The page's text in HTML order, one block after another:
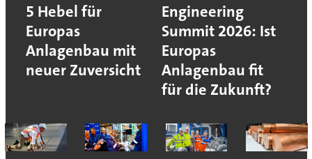
5 Hebel für
Europas
Anlagenbau mit
neuer Zuversicht
Engineering
Summit 2026: Ist
Europas
Anlagenbau fit
für die Zukunft?